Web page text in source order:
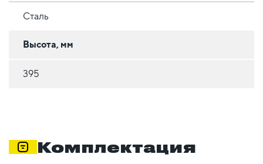
Сталь
Высота, мм
395
Комплектация